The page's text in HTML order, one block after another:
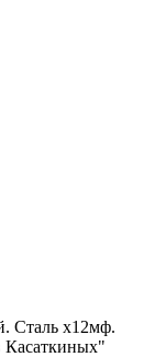
Сталь х12мф.
Касаткиных"